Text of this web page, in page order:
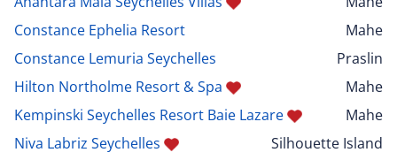
Constance Ephelia Resort
Mahe
Constance Lemuria Seychelles
Praslin
Hilton Northolme Resort & Spa
Mahe
Kempinski Seychelles Resort Baie Lazare
Mahe
Niva Labriz Seychelles
Silhouette Island